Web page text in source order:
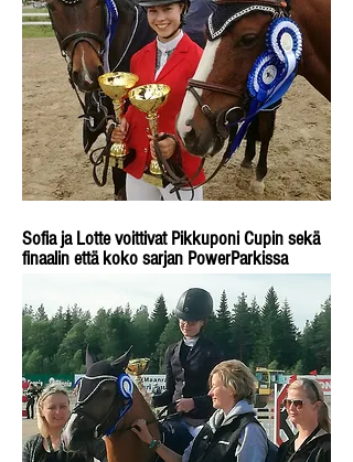
Sofia ja Lotte voittivat Pikkuponi Cupinsekä
finaalin että koko sarjan PowerParkissa